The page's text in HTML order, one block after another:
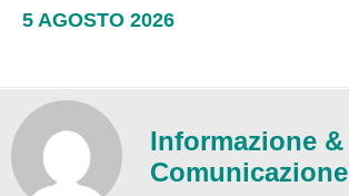
5 AGOSTO 2026
Informazione &
Comunicazione